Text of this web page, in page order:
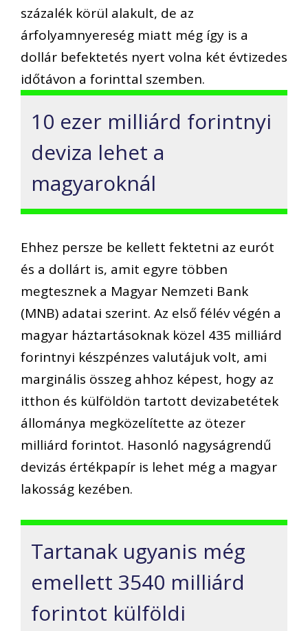
százalék körül alakult, de az
árfolyamnyereség miatt még így is a
dollár befektetés nyert volna két évtizedes
időtávon a forinttal szemben.
10 ezer milliárd forintnyi
deviza lehet a
magyaroknál
Ehhez persze be kellett fektetni az eurót
és a dollárt is, amit egyre többen
megtesznek a Magyar Nemzeti Bank
(MNB) adatai szerint. Az első félév végén a
magyar háztartásoknak közel 435 milliárd
forintnyi készpénzes valutájuk volt, ami
marginális összeg ahhoz képest, hogy az
itthon és külföldön tartott devizabetétek
állománya megközelítette az ötezer
milliárd forintot. Hasonló nagyságrendű
devizás értékpapír is lehet még a magyar
lakosság kezében.
Tartanak ugyanis még
emellett 3540 milliárd
forintot külföldi